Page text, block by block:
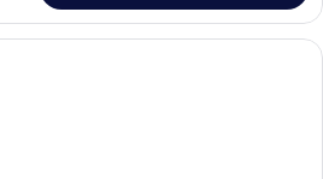
Una camera d'albergo con due letti,